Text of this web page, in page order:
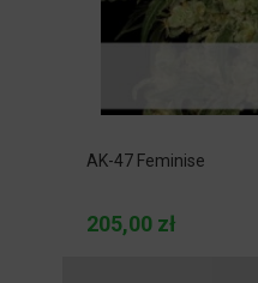
AK-47 Feminise
205,00 zł